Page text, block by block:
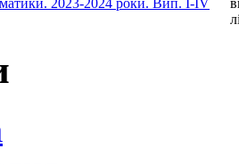
2023-2024 роки. Вип. І-ІV